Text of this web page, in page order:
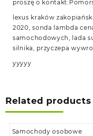
proszę o
lexus kraków
2020, sonda lambda
samochodowych, lada
silnika, przyczepa
yyyyy
Related products
Samochody osobowe